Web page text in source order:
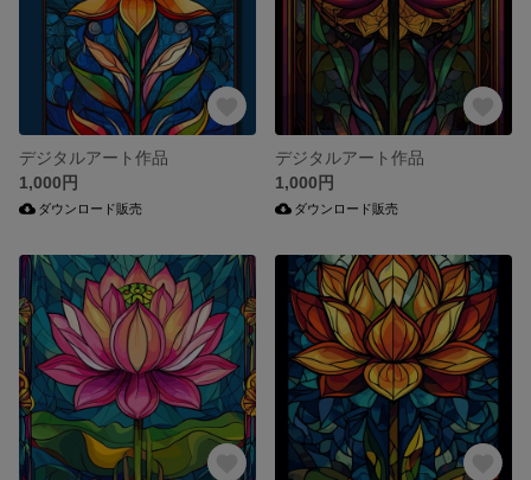
デジタルアート作品
1,000円
ダウンロード販売
デジタルアート作品
1,000円
ダウンロード販売